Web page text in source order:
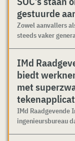
gestuurde
Zowel aanvallers
steeds vaker
IMd
biedt
met
IMd Raadgevende
ingenieursbureau